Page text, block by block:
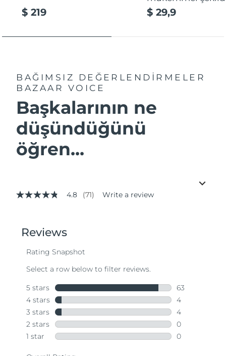
$ 219 $ 29,9
BAĞIMSIZ DEĞERLENDİRMELER
BAZAAR VOICE
Başkalarının ne
düşündüğünü
öğren...
4.8
stars,
average
value.
Same
page
link.
4.8 (71) Write a review